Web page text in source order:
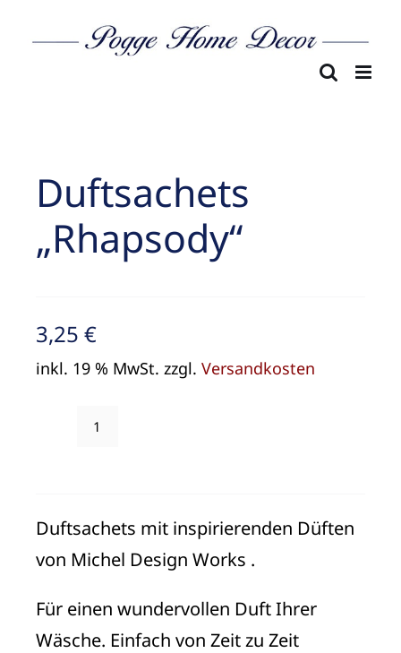
Duftsachets
„Rhapsody“
3,25 €
inkl. 19 % MwSt. zzgl. Versandkosten
Duftsachets
Duftsachets mit inspirierenden Düften
von Michel Design Works .
Für einen wundervollen Duft Ihrer
Wäsche. Einfach von Zeit zu Zeit